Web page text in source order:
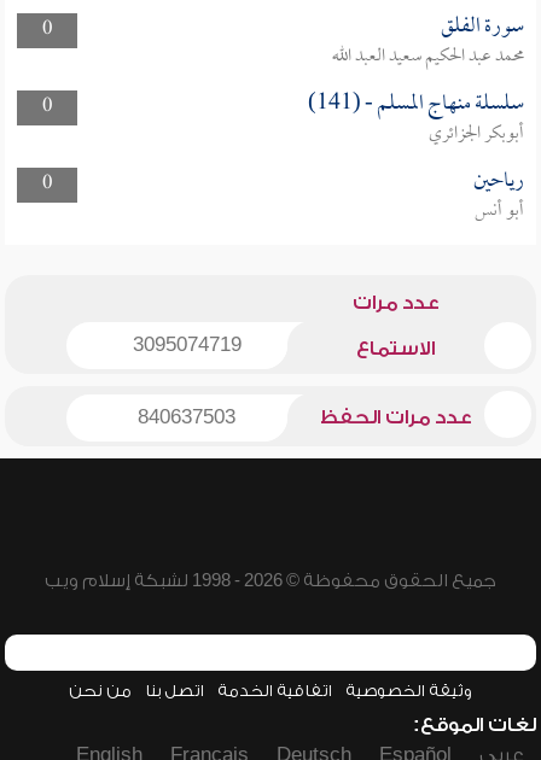
0
سورة الفلق
محمد عبد الحكيم سعيد العبد الله
0
سلسلة منهاج المسلم - (141)
أبوبكر الجزائري
0
رياحين
أبو أنس
عدد مرات
الاستماع 3095074719
عدد مرات الحفظ 840637503
جميع الحقوق محفوظة © 2026 - 1998 لشبكة إسلام ويب
وثيقة الخصوصية اتفاقية الخدمة اتصل بنا من نحن
لغات الموقع:
عربي
Español
Deutsch
Français
English